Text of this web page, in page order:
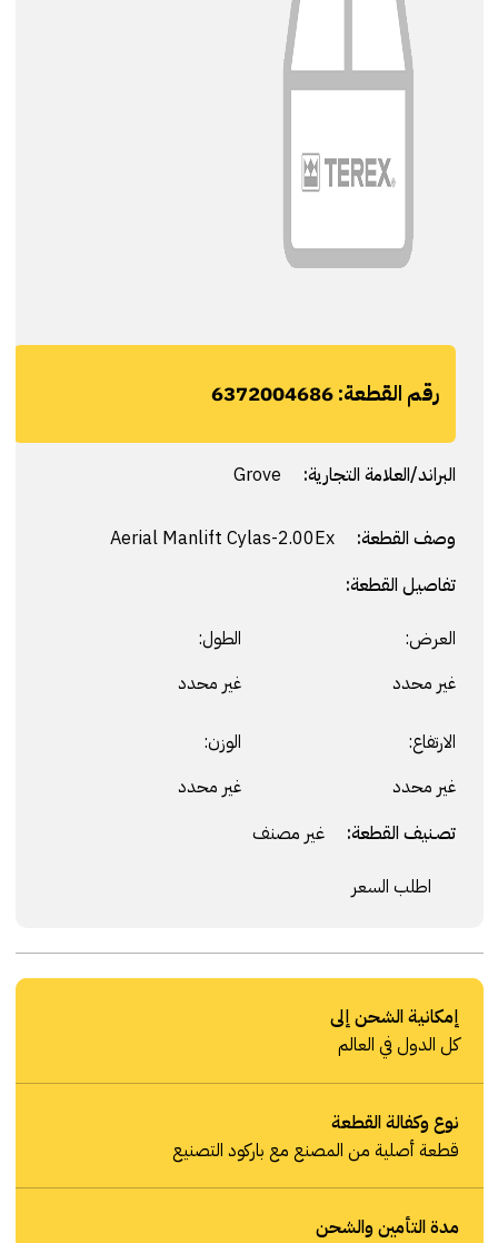
رقم القطعة:6372004686
البراند/العلامة التجارية:
وصف القطعة:
Aerial Manlift Cylas-2.00Ex
تفاصيل القطعة:
العرض:
غير محدد
الطول:
غير محدد
الارتفاع:
غير محدد
الوزن:
غير محدد
تصنيف القطعة: غير مصنف
اطلب السعر
إمكانية الشحن إلى
كل الدول في العالم
نوع وكفالة القطعة
قطعة أصلية من المصنع مع باركود التصنيع
مدة التأمين والشحن